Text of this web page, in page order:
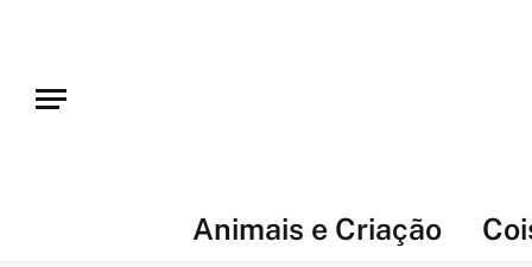
Animais e Criação